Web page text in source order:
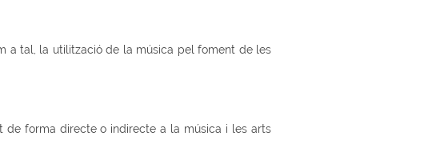
tal, la utilització de la música pel foment de les
forma directe o indirecte a la música i les arts